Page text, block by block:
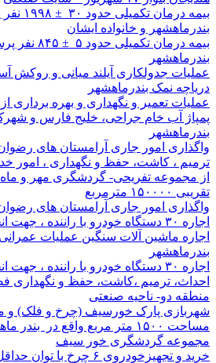
بیمه
بندرماهشهر و خانواده ایشان
بیمه درمان
بندرماهشهر
عملیات جدولکاری آیلند میانی و روکش
دریاچه نمک بندرماهشهر
عملیات تعمیر و نگهداری و بهره برداری
پمپاژ آب خام جراحی، خلیج فارس و
بندرماهشهر
واگذاری امور جاری آرامستان های
ترمیم ، کاشت، حفظ و نگهداری ، امور
از مجموعه تفریحی- گردشگری مهر و
تقریبی ۱۵۰۰۰۰ مترمربع
واگذاری امور جاری آرامستان های
اجاره ۳۰ دستگاه خودرو با راننده ، جهت انجام کلیه خدمات نقلیه ای
اجاره ماشین آلات سنگین عملیات
بندرماهشهر
اجاره ۳۰ دستگاه خودرو با راننده ، جهت انجام کلیه خدمات نقلیه ای
احداث، ترمیم ،کاشت، حفظ و نگهداری
منطقه دو- ناحیه صنعتی
شهربازی پارک خورسیف (چرخ و فلک) و
مساحت ۱۵۰۰ متر مربع واقع در
مجموعه گردشگری خور سیف